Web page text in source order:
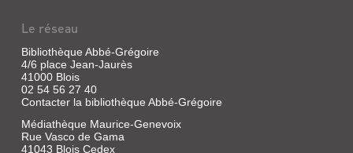
Le réseau
Bibliothèque Abbé-Grégoire
4/6 place Jean-Jaurès
41000 Blois
02 54 56 27 40
Contacter la bibliothèque Abbé-Grégoire
Médiathèque Maurice-Genevoix
Rue Vasco de Gama
41043 Blois Cedex